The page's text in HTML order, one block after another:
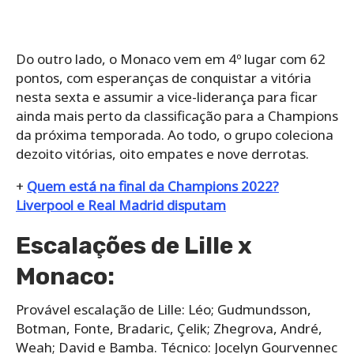
Do outro lado, o Monaco vem em 4º lugar com 62
pontos, com esperanças de conquistar a vitória
nesta sexta e assumir a vice-liderança para ficar
ainda mais perto da classificação para a Champions
da próxima temporada. Ao todo, o grupo coleciona
dezoito vitórias, oito empates e nove derrotas.
+ Quem está na final da Champions 2022?
Liverpool e Real Madrid disputam
Escalações de Lille x
Monaco:
Provável escalação de Lille: Léo; Gudmundsson,
Botman, Fonte, Bradaric, Çelik; Zhegrova, André,
Weah; David e Bamba. Técnico: Jocelyn Gourvennec